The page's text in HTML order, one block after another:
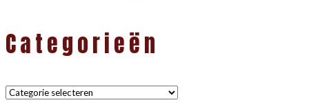
Categorieën
Categorieën